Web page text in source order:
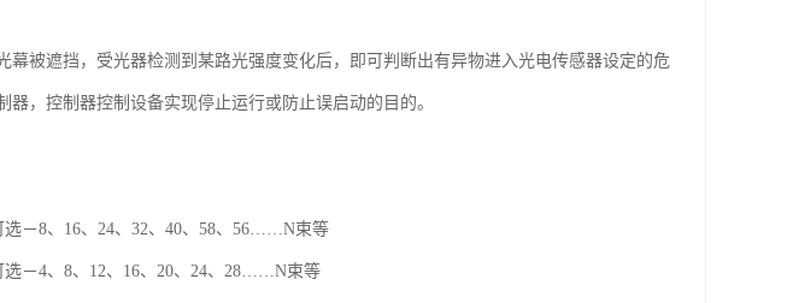
被遮挡，受光器检测到某路光强度变化后，即可判断出有异物进入光电传感器设定的危
，控制器控制设备实现停止运行或防止误启动的目的。
－8、16、24、32、40、58、56……N束等
－4、8、12、16、20、24、28……N束等